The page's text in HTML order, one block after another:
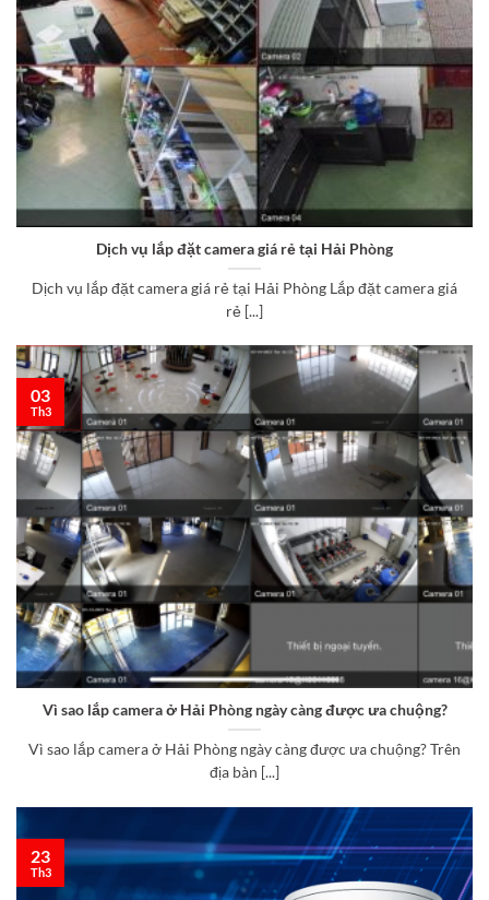
Dịch vụ lắp đặt camera giá rẻ tại Hải Phòng
Dịch vụ lắp đặt camera giá rẻ tại Hải Phòng Lắp đặt camera giá
rẻ [...]
Vì sao lắp camera ở Hải Phòng ngày càng được ưa chuộng?
Vì sao lắp camera ở Hải Phòng ngày càng được ưa chuộng? Trên
địa bàn [...]
03
Th3
23
Th3